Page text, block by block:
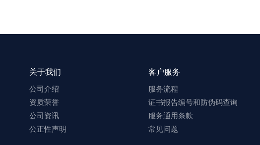
关于我们
公司介绍
资质荣誉
公司资讯
公正性声明
客户服务
服务流程
证书报告编号和防伪码查询
服务通用条款
常见问题